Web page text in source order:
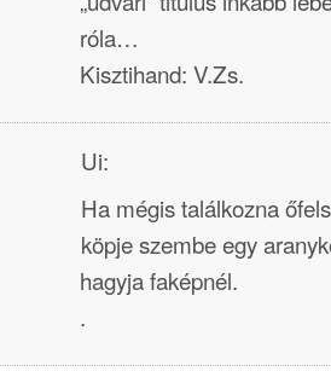
róla…
Kisztihand: V.Zs.
Ui:
Ha mégis találkozna
köpje szembe egy
hagyja faképnél.
.